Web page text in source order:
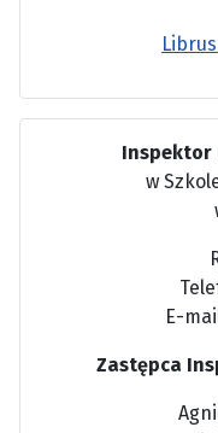
Inspektor
w
E-
Zastępca